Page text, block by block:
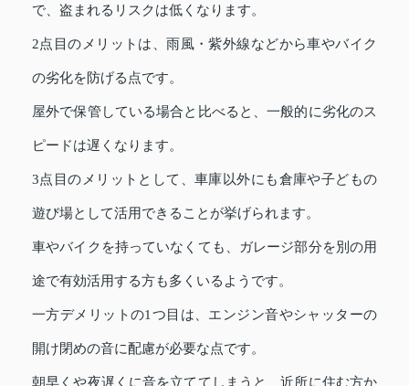
で、盗まれるリスクは低くなります。
2点目のメリットは、雨風・紫外線などから車やバイク
の劣化を防げる点です。
屋外で保管している場合と比べると、一般的に劣化のス
ピードは遅くなります。
3点目のメリットとして、車庫以外にも倉庫や子どもの
遊び場として活用できることが挙げられます。
車やバイクを持っていなくても、ガレージ部分を別の用
途で有効活用する方も多くいるようです。
一方デメリットの1つ目は、エンジン音やシャッターの
開け閉めの音に配慮が必要な点です。
朝早くや夜遅くに音を立ててしまうと、近所に住む方か